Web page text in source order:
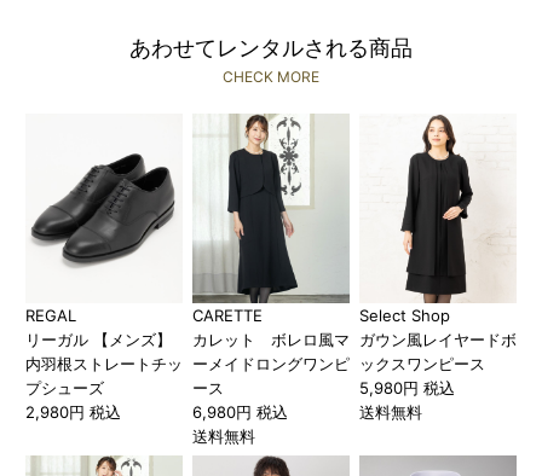
あわせてレンタルされる商品
CHECK MORE
REGAL
リーガル 【メンズ】
内羽根ストレートチッ
プシューズ
2,980円 税込
CARETTE
カレット ボレロ風マ
ーメイドロングワンピ
ース
6,980円 税込
送料無料
Select Shop
ガウン風レイヤードボ
ックスワンピース
5,980円 税込
送料無料